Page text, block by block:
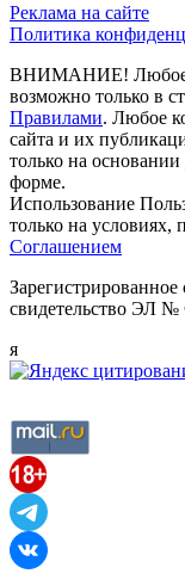
Реклама на сайте
Политика
ВНИМАНИЕ! Любое
возможно только в
Правилами. Любое
сайта и их
только на
форме.
Использование
только на условиях,
Соглашением
свидетельство ЭЛ №
я